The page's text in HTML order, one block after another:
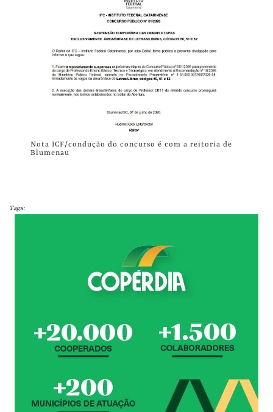
Nota ICF/condução do concurso é com a reitoria de
Blumenau
Tags: